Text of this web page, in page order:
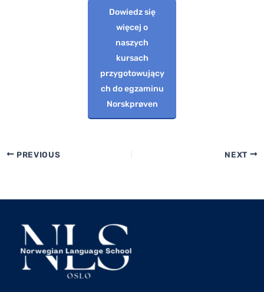
Dowiedz się
więcej o
naszych
kursach
przygotowujący
ch do egzaminu
Norskprøven
PREVIOUS NEXT